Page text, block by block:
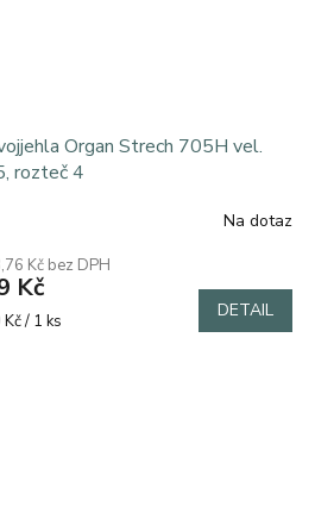
Organ Strech 705H vel.
rozteč 4
Na dotaz
Kč bez DPH
Kč
/ 1 ks DETAIL